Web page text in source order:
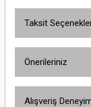
Taksit
Önerileriniz
yetersiz gördüğünüz
Alışveriş